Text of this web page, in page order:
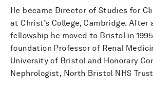
He became Director of Studies for
at Christ’s College, Cambridge. After
fellowship he moved to Bristol in
foundation Professor of Renal
University of Bristol and Honorary
Nephrologist, North Bristol NHS